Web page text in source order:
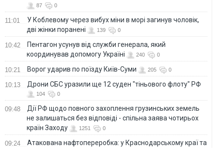
87 0
11:01
У Коблевому через вибух міни в морі загинув чоловік,
дві жінки поранені
139 0
10:42
Пентагон усунув від служби генерала, який
координував допомогу Україні
240 0
10:21 Ворог ударив по поїзду Київ-Суми 205 0
10:13 Дрони СБС уразили ще 12 суден "тіньового флоту" РФ
104 0
09:48
Дії РФ щодо повного захоплення грузинських земель
не залишаться без відповіді - спільна заява чотирьох
країн Заходу
1251 0
09:24 Атакована нафтопереробка: у Краснодарському краї та